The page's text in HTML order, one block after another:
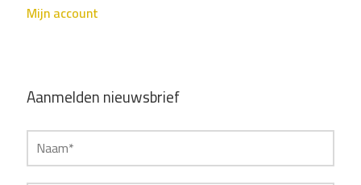
Mijn account
Aanmelden nieuwsbrief